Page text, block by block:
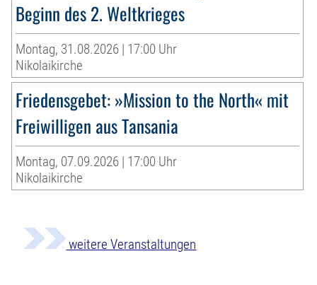
Beginn des 2. Weltkrieges
Montag, 31.08.2026 | 17:00 Uhr
Nikolaikirche
Friedensgebet: »Mission to the North« mit
Freiwilligen aus Tansania
Montag, 07.09.2026 | 17:00 Uhr
Nikolaikirche
weitere Veranstaltungen